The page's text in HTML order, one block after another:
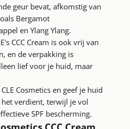
geur bevat, afkomstig van
Bergamot
en Ylang Ylang.
CCC Cream is ook vrij van
en de verpakking is
lief voor je huid, maar
Cosmetics en geef je huid
verdient, terwijl je vol
SPF bescherming.